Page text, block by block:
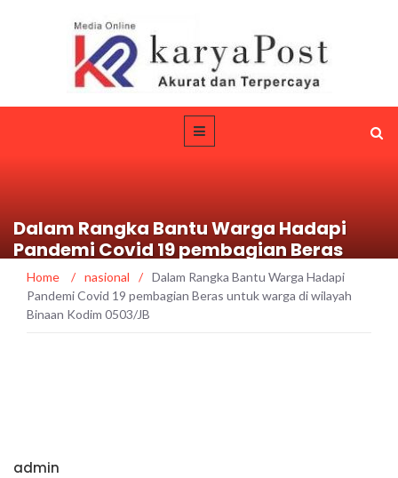
Dalam Rangka Bantu Warga Hadapi
Pandemi Covid 19 pembagian Beras
untuk warga di wilayah Binaan Kodim
0503/JB
Home / nasional / Dalam Rangka Bantu Warga Hadapi
Pandemi Covid 19 pembagian Beras untuk warga di wilayah
Binaan Kodim 0503/JB
admin